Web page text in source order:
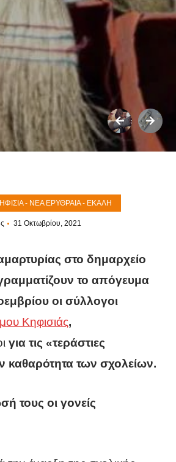
- ΝΈΑ ΕΡΥΘΡΑΊΑ - ΕΚΆΛΗ
31 Οκτωβρίου, 2021
στο δημαρχείο
το απόγευμα
οι σύλλογοι
Κηφισιάς,
για τις «τεράστιες
καθαρότητα των σχολείων.
τους οι γονείς